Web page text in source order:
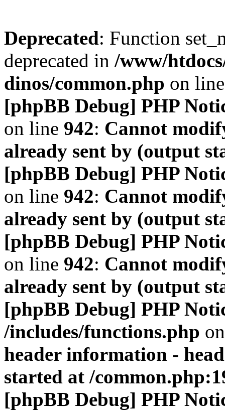
Deprecated: Function
deprecated in /www/
dinos/common.php on
[phpBB Debug] PHP
on line 942: Cannot
already sent by (output
[phpBB Debug] PHP
on line 942: Cannot
already sent by (output
[phpBB Debug] PHP
on line 942: Cannot
already sent by (output
[phpBB Debug] PHP
/includes/functions.php
header information -
started at /
[phpBB Debug] PHP